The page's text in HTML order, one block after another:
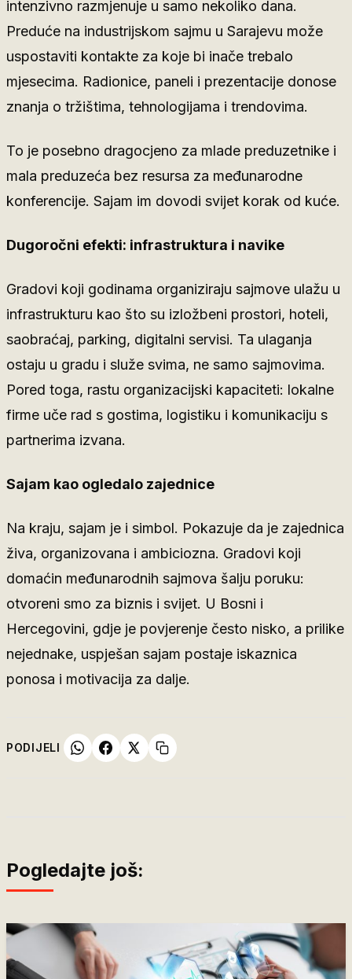
intenzivno razmjenuje u samo nekoliko dana.
Preduće na industrijskom sajmu u Sarajevu može
uspostaviti kontakte za koje bi inače trebalo
mjesecima. Radionice, paneli i prezentacije donose
znanja o tržištima, tehnologijama i trendovima.
To je posebno dragocjeno za mlade preduzetnike i
mala preduzeća bez resursa za međunarodne
konferencije. Sajam im dovodi svijet korak od kuće.
Dugoročni efekti: infrastruktura i navike
Gradovi koji godinama organiziraju sajmove ulažu u
infrastrukturu kao što su izložbeni prostori, hoteli,
saobraćaj, parking, digitalni servisi. Ta ulaganja
ostaju u gradu i služe svima, ne samo sajmovima.
Pored toga, rastu organizacijski kapaciteti: lokalne
firme uče rad s gostima, logistiku i komunikaciju s
partnerima izvana.
Sajam kao ogledalo zajednice
Na kraju, sajam je i simbol. Pokazuje da je zajednica
živa, organizovana i ambiciozna. Gradovi koji
domaćin međunarodnih sajmova šalju poruku:
otvoreni smo za biznis i svijet. U Bosni i
Hercegovini, gdje je povjerenje često nisko, a prilike
nejednake, uspješan sajam postaje iskaznica
ponosa i motivacija za dalje.
PODIJELI
Pogledajte još: